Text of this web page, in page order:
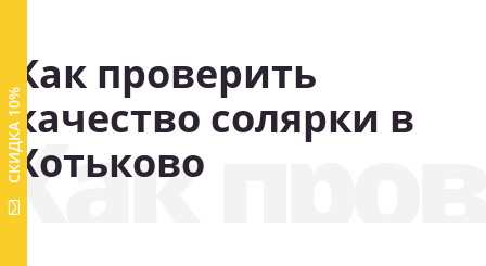
Как проверить
качество солярки в
Хотьково
СКИДКА 10%